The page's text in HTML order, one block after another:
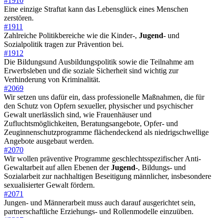
Eine einzige Straftat kann das Lebensglück eines Menschen
zerstören.
#1911
Zahlreiche Politikbereiche wie die Kinder-, Jugend- und
Sozialpolitik tragen zur Prävention bei.
#1912
Die Bildungsund Ausbildungspolitik sowie die Teilnahme am
Erwerbsleben und die soziale Sicherheit sind wichtig zur
Verhinderung von Kriminalität.
#2069
Wir setzen uns dafür ein, dass professionelle Maßnahmen, die für
den Schutz von Opfern sexueller, physischer und psychischer
Gewalt unerlässlich sind, wie Frauenhäuser und
Zufluchtsmöglichkeiten, Beratungsangebote, Opfer- und
Zeuginnenschutzprogramme flächendeckend als niedrigschwellige
Angebote ausgebaut werden.
#2070
Wir wollen präventive Programme geschlechtsspezifischer Anti-
Gewaltarbeit auf allen Ebenen derJugend-, Bildungs- und
Sozialarbeit zur nachhaltigen Beseitigung männlicher, insbesondere
sexualisierter Gewalt fördern.
#2071
Jungen- und Männerarbeit muss auch darauf ausgerichtet sein,
partnerschaftliche Erziehungs- und Rollenmodelle einzuüben.